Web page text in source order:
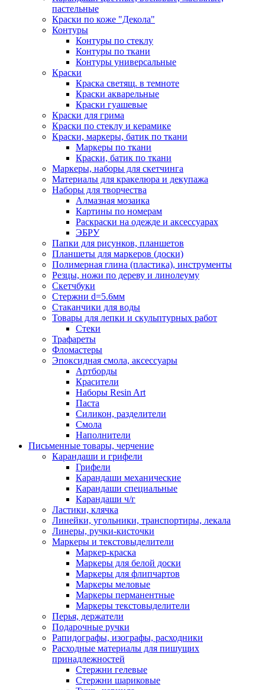
пастельные
Краски по коже "Декола"
Контуры
Контуры по стеклу
Контуры по ткани
Контуры универсальные
Краски
Краска светящ. в темноте
Краски акварельные
Краски гуашевые
Краски для грима
Краски по стеклу и керамике
Краски, маркеры, батик по ткани
Маркеры по ткани
Краски, батик по ткани
Маркеры, наборы для скетчинга
Материалы для кракелюра и декупажа
Наборы для творчества
Алмазная мозаика
Картины по номерам
Раскраски на одежде и аксессуарах
ЭБРУ
Папки для рисунков, планшетов
Планшеты для маркеров (доски)
Полимерная глина (пластика), инструменты
Резцы, ножи по дереву и линолеуму
Скетчбуки
Стержни d=5.6мм
Стаканчики для воды
Товары для лепки и скульптурных работ
Стеки
Трафареты
Фломастеры
Эпоксидная смола, аксессуары
Артборды
Красители
Наборы Resin Art
Паста
Силикон, разделители
Смола
Наполнители
Письменные товары, черчение
Карандаши и грифели
Грифели
Карандаши механические
Карандаши специальные
Карандаши ч/г
Ластики, клячка
Линейки, угольники, транспортиры, лекала
Линеры, ручки-кисточки
Маркеры и текстовыделители
Маркер-краска
Маркеры для белой доски
Маркеры для флипчартов
Маркеры меловые
Маркеры перманентные
Маркеры текстовыделители
Перья, держатели
Подарочные ручки
Рапидографы, изографы, расходники
Расходные материалы для пишущих
принадлежностей
Стержни гелевые
Стержни шариковые